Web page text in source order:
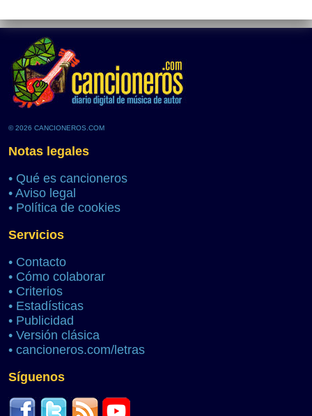
© 2026 CANCIONEROS.COM
Notas legales
• Qué es cancioneros
• Aviso legal
• Política de cookies
Servicios
• Contacto
• Cómo colaborar
• Criterios
• Estadísticas
• Publicidad
• Versión clásica
• cancioneros.com/letras
Síguenos